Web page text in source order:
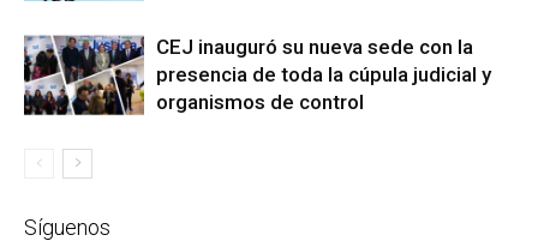
CEJ inauguró su nueva sede con la
presencia de toda la cúpula judicial y
organismos de control
Síguenos